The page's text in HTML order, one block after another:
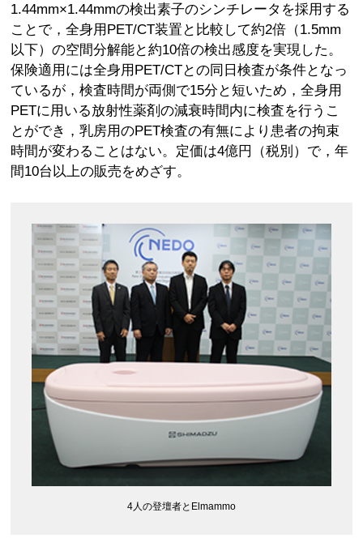
1.44mm×1.44mmの検出素子のシンチレータを採用する
ことで，全身用PET/CT装置と比較して約2倍（1.5mm
以下）の空間分解能と約10倍の検出感度を実現した。
保険適用には全身用PET/CTとの同日検査が条件となっ
ているが，検査時間が両側で15分と短いため，全身用
PETに用いる放射性薬剤の減衰時間内に検査を行うこ
とができ，乳房用のPET検査の有無により患者の拘束
時間が変わることはない。定価は4億円（税別）で，年
間10台以上の販売をめざす。
4人の登壇者とElmammo